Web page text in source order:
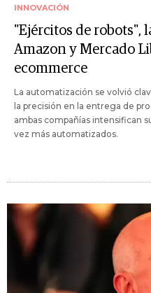
INNOVACIÓN
"Ejércitos de robots",
Amazon y Mercado
ecommerce
La automatización se volvió
la precisión en la entrega de
ambas compañías intensifican
vez más automatizados.